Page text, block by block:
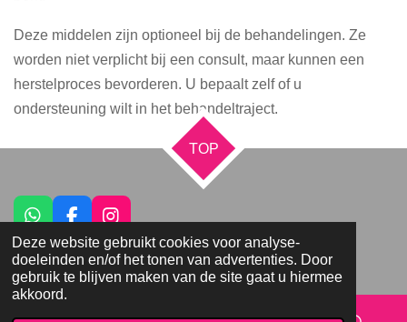
Deze website gebruikt cookies voor analyse-
doeleinden en/of het tonen van advertenties. Door
gebruik te blijven maken van de site gaat u hiermee
akkoord.
Deze middelen zijn optioneel bij de behandelingen. Ze
worden niet verplicht bij een consult, maar kunnen een
herstelproces bevorderen. U bepaalt zelf of u
ondersteuning wilt in het behandeltraject.
TOP
W
h
a
t
s
F
a
c
e
I
n
s
t
© 2021 - 2026 Praktijk Yadora
Powered byJouwWeb